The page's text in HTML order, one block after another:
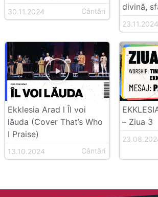
30.11.2024 Cântări
divină,
23.11.2024
Ekklesia Arad l Îl voi
lăuda (Cover That’s Who
I Praise)
13.10.2024 Cântări
– Ziua 3